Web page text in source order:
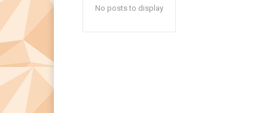
No posts to display